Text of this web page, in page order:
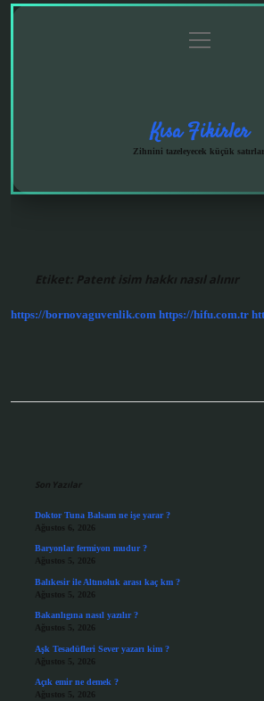
menüyü
aç
Kısa Fikirler
Zihnini tazeleyecek küçük
Etiket: Patent isim hakkı nasıl alınır
https://bornovaguvenlik.com https://hifu.com.tr
Son Yazılar
Doktor Tuna Balsam ne işe yarar ?
Ağustos 6, 2026
Baryonlar fermiyon mudur ?
Ağustos 5, 2026
Balıkesir ile Altınoluk arası kaç km ?
Ağustos 5, 2026
Bakanlıgına nasıl yazılır ?
Ağustos 5, 2026
Aşk Tesadüfleri Sever yazarı kim ?
Ağustos 5, 2026
Açık emir ne demek ?
Ağustos 5, 2026